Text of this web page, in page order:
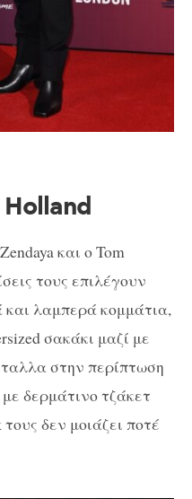
Holland
και ο Tom
τους επιλέγουν
και λαμπερά κομμάτια,
σακάκι μαζί με
στην περίπτωση
δερμάτινο τζάκετ
δεν μοιάζει ποτέ